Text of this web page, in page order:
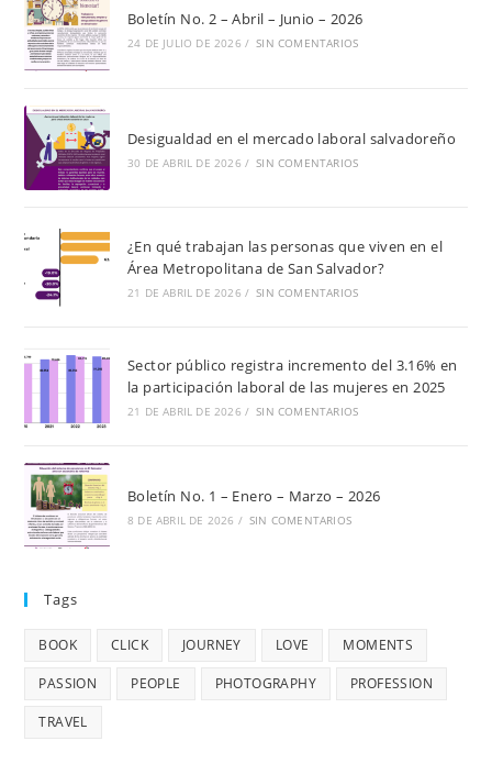
Boletín No. 2 – Abril – Junio – 2026
24 DE JULIO DE 2026 / SIN COMENTARIOS
Desigualdad en el mercado laboral salvadoreño
30 DE ABRIL DE 2026 / SIN COMENTARIOS
¿En qué trabajan las personas que viven en el
Área Metropolitana de San Salvador?
21 DE ABRIL DE 2026 / SIN COMENTARIOS
Sector público registra incremento del 3.16% en
la participación laboral de las mujeres en 2025
21 DE ABRIL DE 2026 / SIN COMENTARIOS
Boletín No. 1 – Enero – Marzo – 2026
8 DE ABRIL DE 2026 / SIN COMENTARIOS
Tags
BOOK CLICK JOURNEY LOVE MOMENTS
PASSION PEOPLE PHOTOGRAPHY PROFESSION
TRAVEL